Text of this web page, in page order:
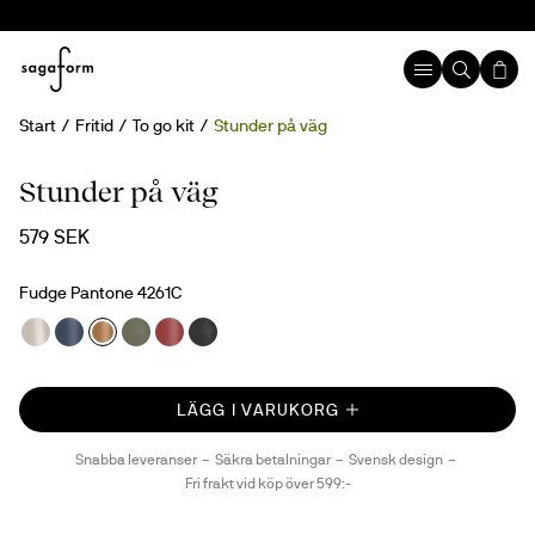
Start Fritid To go kit Stunder på väg
Stunder på väg
579 SEK
Fudge Pantone 4261C
LÄGG I VARUKORG
Snabba leveranser Säkra betalningar
Svensk design
Fri frakt vid köp över 599:-